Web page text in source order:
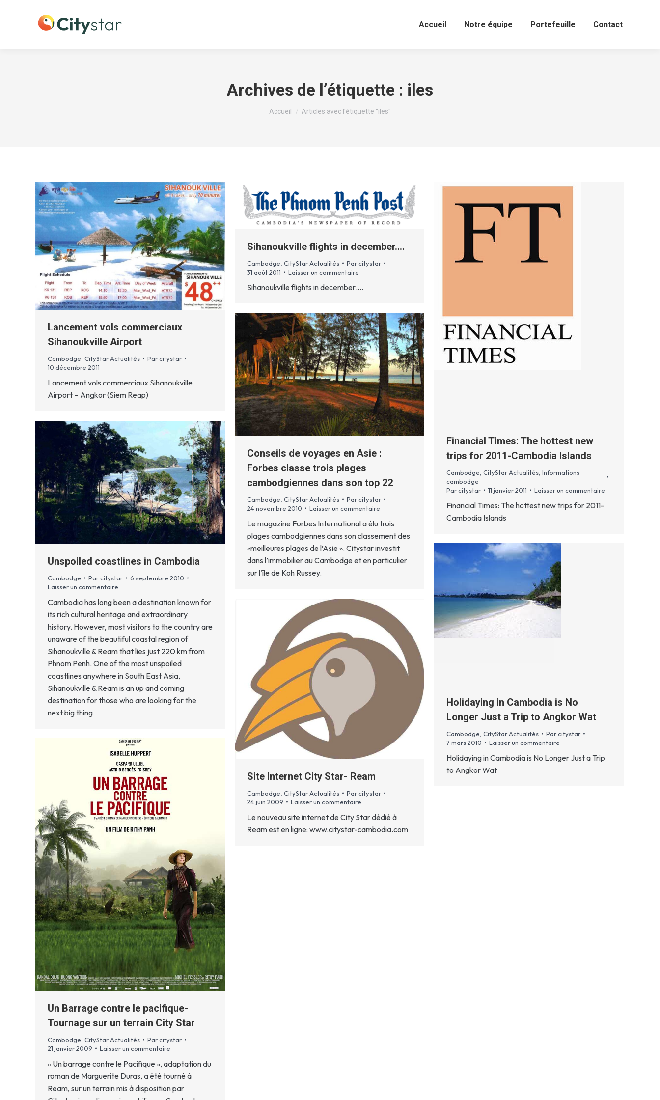
Accueil Notre équipe Portefeuille Contact
Archives de l’étiquette : iles
Vous êtes ici :
Accueil Articles avec l’étiquette "iles"
Lancement vols commerciaux
Sihanoukville Airport
Cambodge, CityStar Actualités Par citystar
10 décembre 2011
Lancement vols commerciaux Sihanoukville
Airport – Angkor (Siem Reap)
Sihanoukville flights in december….
Cambodge CityStar Actualités Par citystar
31 août 2011
Laisser un commentaire
Sihanoukville flights in december….
Financial Times: The hottest new
trips for 2011-Cambodia Islands
Cambodge CityStar Actualités Informations
cambodge
Par citystar 11 janvier 2011 Laisser un commentaire
Financial Times: The hottest new trips for 2011-
Cambodia Islands
Conseils de voyages en Asie :
Forbes classe trois plages
cambodgiennes dans son top 22
Cambodge CityStar Actualités Par citystar
24 novembre 2010
Laisser un commentaire
Le magazine Forbes International a élu trois
plages cambodgiennes dans son classement des
«meilleures plages de l’Asie ». Citystar investit
dans l’immobilier au Cambodge et en particulier
sur l’île de Koh Russey.
Unspoiled coastlines in Cambodia
Cambodge Par citystar
6 septembre 2010
Laisser un commentaire
Cambodia has long been a destination known for
its rich cultural heritage and extraordinary
history. However, most visitors to the country are
unaware of the beautiful coastal region of
Sihanoukville & Ream that lies just 220 km from
Phnom Penh. One of the most unspoiled
coastlines anywhere in South East Asia,
Sihanoukville & Ream is an up and coming
destination for those who are looking for the
next big thing.
Holidaying in Cambodia is No
Longer Just a Trip to Angkor Wat
Cambodge CityStar Actualités Par citystar
7 mars 2010
Laisser un commentaire
Holidaying in Cambodia is No Longer Just a Trip
to Angkor Wat
Site Internet City Star- Ream
Cambodge CityStar Actualités Par citystar
24 juin 2009
Laisser un commentaire
Le nouveau site internet de City Star dédié à
Ream est en ligne: www.citystar-cambodia.com
Un Barrage contre le pacifique-
Tournage sur un terrain City Star
Cambodge CityStar Actualités Par citystar
21 janvier 2009
Laisser un commentaire
« Un barrage contre le Pacifique », adaptation du
roman de Marguerite Duras, a été tourné à
Ream, sur un terrain mis à disposition par